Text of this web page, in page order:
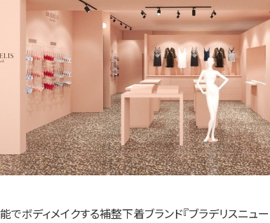
でボディメイクする補整下着ブランド『ブラデリスニ